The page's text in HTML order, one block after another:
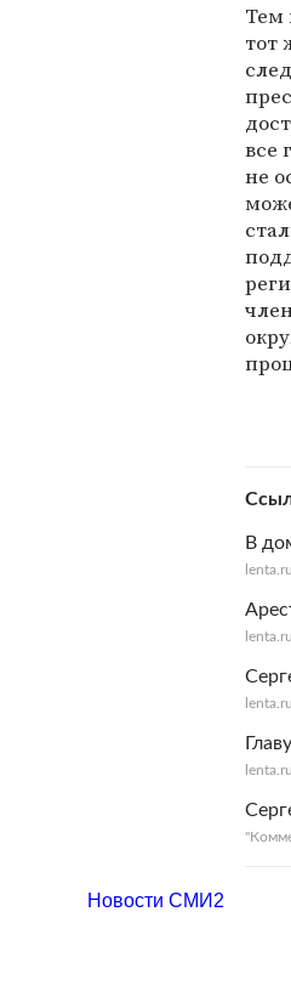
Тем
тот
все
не
В
lenta.ru
lenta.ru
lenta.ru
lenta.ru
Новости СМИ2